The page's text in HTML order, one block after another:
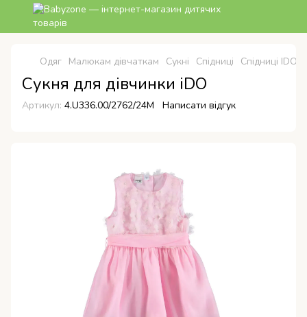
Одяг Малюкам дівчаткам Сукні Спідниці Спідниці IDO
Сукня для дівчинки iDO
Артикул: 4.U336.00/2762/24M Написати відгук